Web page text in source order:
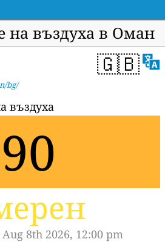
на въздуха в Оман
🇬🇧
bg/
въздуха
90
8th 2026, 12:00 pm